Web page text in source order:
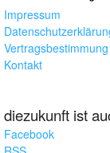
Impressum
Kontakt
diezukunft ist
Facebook